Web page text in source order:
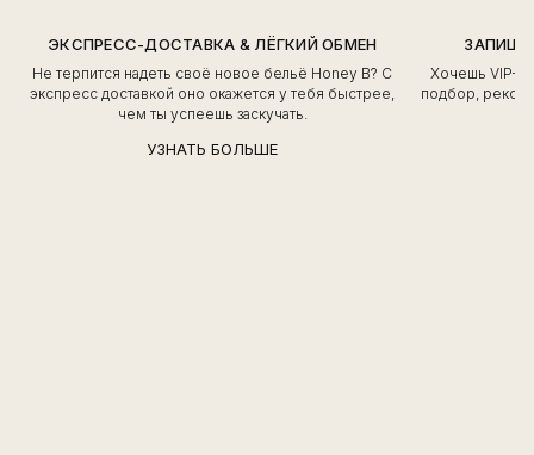
ЭКСПРЕСС-ДОСТАВКА & ЛЁГКИЙ ОБМЕН
Не терпится надеть своё новое бельё Honey B? С
экспресс доставкой оно окажется у тебя быстрее,
чем ты успеешь заскучать.
УЗНАТЬ БОЛЬШЕ
Хочешь VIP-
подбор,